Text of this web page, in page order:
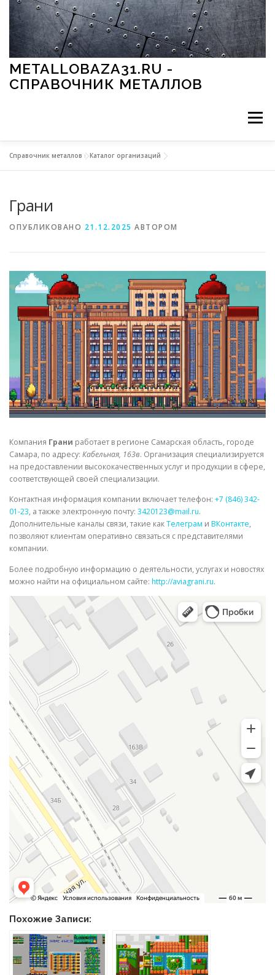
Перейти к содержимому
METALLOBAZA31.RU -
СПРАВОЧНИК МЕТАЛЛОВ
Меню
МЕТАЛЛЫ И ОКРУЖАЮЩАЯ СРЕДА
СВОЙСТВА МЕТАЛЛОВ СОРТА МЕТАЛЛОВ
СТАТЬИ
Справочник металлов »Каталог организаций
Грани
ОПУБЛИКОВАНО 21.12.2025 АВТОРОМ
Компания Грани работает в регионе Самарская область, городе
Самара, по адресу: Кабельная, 163в. Организация специализируется
на предоставлении высококачественных услуг и продукции в сфере,
соответствующей своей специализации.
Контактная информация компании включает телефон: +7 (846) 342-
01-23, а также электронную почту: 3420123@mail.ru.
Дополнительные каналы связи, такие какТелеграм и ВКонтакте,
позволяют клиентам оперативно связаться с представителями
компании.
Более подробную информацию о деятельности, услугах и новостях
можно найти на официальном сайте: http://aviagrani.ru.
Похожие Записи: